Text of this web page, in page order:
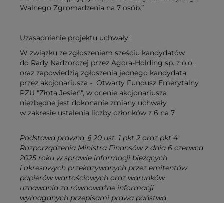
Walnego Zgromadzenia na 7 osób.”
Uzasadnienie projektu uchwały:
W związku ze zgłoszeniem sześciu kandydatów
do Rady Nadzorczej przez Agora-Holding sp. z o.o.
oraz zapowiedzią zgłoszenia jednego kandydata
przez akcjonariusza - Otwarty Fundusz Emerytalny
PZU "Złota Jesień", w ocenie akcjonariusza
niezbędne jest dokonanie zmiany uchwały
w zakresie ustalenia liczby członków z 6 na 7.
Podstawa prawna: § 20 ust. 1 pkt 2 oraz pkt 4
Rozporządzenia Ministra Finansów z dnia 6 czerwca
2025 roku w sprawie informacji bieżących
i okresowych przekazywanych przez emitentów
papierów wartościowych oraz warunków
uznawania za równoważne informacji
wymaganych przepisami prawa państwa